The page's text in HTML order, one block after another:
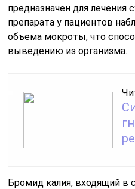
предназначен для лечения
препарата у пациентов
объема мокроты, что
выведению из организма.
Бромид калия, входящий в